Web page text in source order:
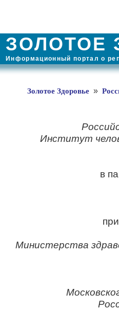
ЗОЛОТОЕ
Информационный портал о
Золотое Здоровье »
Институт
в
Министерства